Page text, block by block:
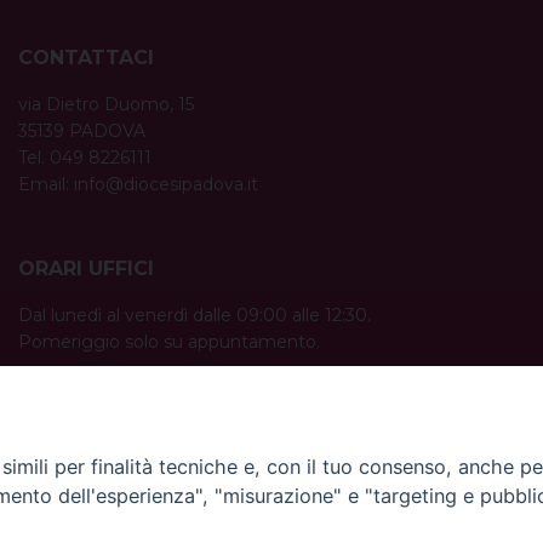
CONTATTACI
via Dietro Duomo, 15
35139 PADOVA
Tel. 049 8226111
Email: info@diocesipadova.it
ORARI UFFICI
Dal lunedì al venerdì dalle 09:00 alle 12:30.
Pomeriggio solo su appuntamento.
per finalità tecniche e, con il tuo consenso, anche
dell'esperienza", "misurazione" e "targeting e